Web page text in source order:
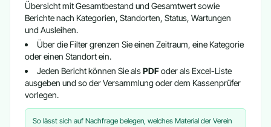
Übersicht mit Gesamtbestand und Gesamtwert sowie
Berichte nach Kategorien, Standorten, Status, Wartungen
und Ausleihen.
Über die Filter grenzen Sie einen Zeitraum, eine Kategorie
oder einen Standort ein.
Jeden Bericht können Sie alsPDFoder als Excel-Liste
ausgeben und so der Versammlung oder dem Kassenprüfer
vorlegen.
So lässt sich auf Nachfrage belegen, welches Material der Verein